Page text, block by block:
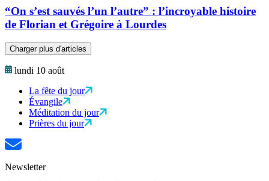
“On s’est sauvés l’un l’autre” : l’incroyable histoire
de Florian et Grégoire à Lourdes
Charger plus d'articles
lundi 10 août
La fête du jour
Évangile
Méditation du jour
Prières du jour
Newsletter